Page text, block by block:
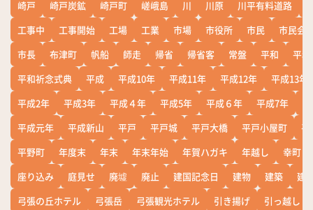
崎戸 崎戸炭鉱 崎戸町 嵯峨島 川 川原 川平有料道路
工事中
工事開始 工場 工業 市場 市役所 市民
市民会
市長
布津町 帆船 師走 帰省 帰省客 常盤 平和
平
平和祈念式典
平成 平成10年 平成11年 平成12年
平成13年
平成2年
平成3年 平成４年 平成5年 平成６年 平成7年
平成元年
平成新山 平戸 平戸城 平戸大橋 平戸小屋町
平
平野町
年度末 年末 年末年始 年賀ハガキ 年越し
幸町
座り込み
庭見せ 廃墟 廃止 建国記念日 建物 建築
建
弓張の丘ホテル
弓張岳 弓張観光ホテル 引き揚げ
引っ越し